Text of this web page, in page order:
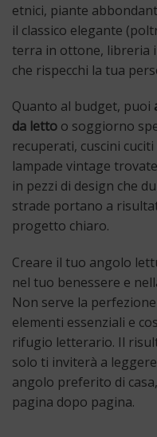
etnici, piante
il classico elegante
terra in ottone, libreria
che rispecchi la tua
Quanto al budget, puoi
da letto o soggiorno
recuperati, cuscini
lampade vintage
in pezzi di design che
strade portano a
progetto chiaro.
Creare il tuo angolo
nel tuo benessere e
Non serve la
elementi essenziali e
rifugio letterario. Il
solo ti inviterà a
angolo preferito di
pagina dopo pagina.